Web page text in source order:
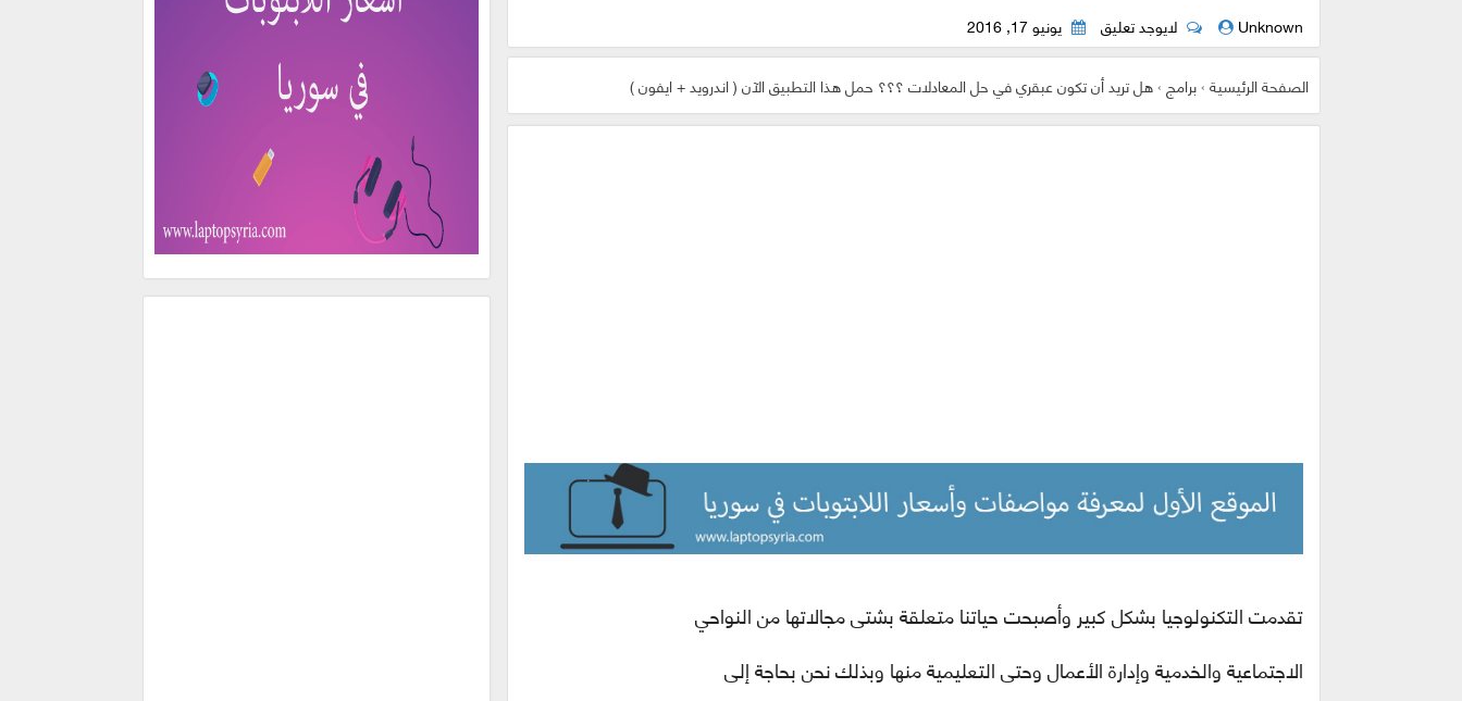
Unknown لايوجد تعليق يونيو 17, 2016
الصفحة الرئيسية›برامج›هل تريد أن تكون عبقري في حل المعادلات ؟؟؟ حمل هذا التطبيق الآن ( اندرويد + ايفون )
تقدمت التكنولوجيا بشكل كبير وأصبحت حياتنا متعلقة بشتى مجالاتها من النواحي
الاجتماعية والخدمية وإدارة الأعمال وحتى التعليمية منها وبذلك نحن بحاجة إلى